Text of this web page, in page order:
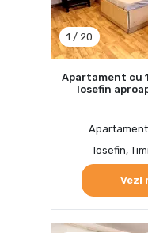
1 / 20
Apartament cu
Iosefin
Iosefin,
Vezi